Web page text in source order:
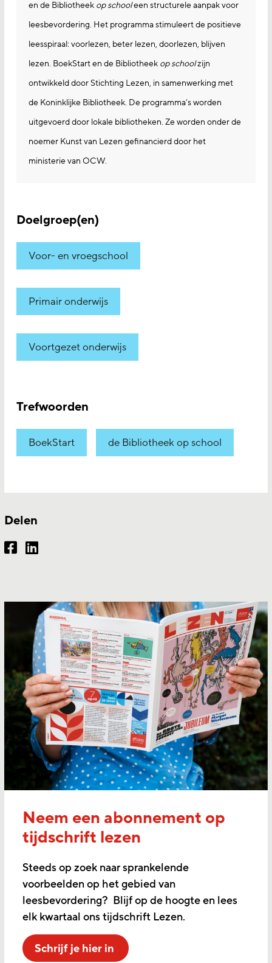
en de Bibliotheek op schooleen structurele aanpak voor
leesbevordering. Het programma stimuleert de positieve
leesspiraal: voorlezen, beter lezen, doorlezen, blijven
lezen. BoekStart en de Bibliotheek op schoolzijn
ontwikkeld door Stichting Lezen, in samenwerking met
de Koninklijke Bibliotheek. De programma’s worden
uitgevoerd door lokale bibliotheken. Ze worden onder de
noemer Kunst van Lezen gefinancierd door het
ministerie van OCW.
Doelgroep(en)
Voor- en vroegschool
Primair onderwijs
Voortgezet onderwijs
Trefwoorden
BoekStart de Bibliotheek op school
Delen
Neem een abonnement op
tijdschrift lezen
Steeds op zoek naar sprankelende
voorbeelden op het gebied van
leesbevordering? Blijf op de hoogte en lees
elk kwartaal ons tijdschrift Lezen.
Schrijf je hier in